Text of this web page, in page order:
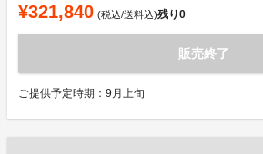
¥321,840 (税込/送料込)残り0
販売終了
ご提供予定時期：9月上旬